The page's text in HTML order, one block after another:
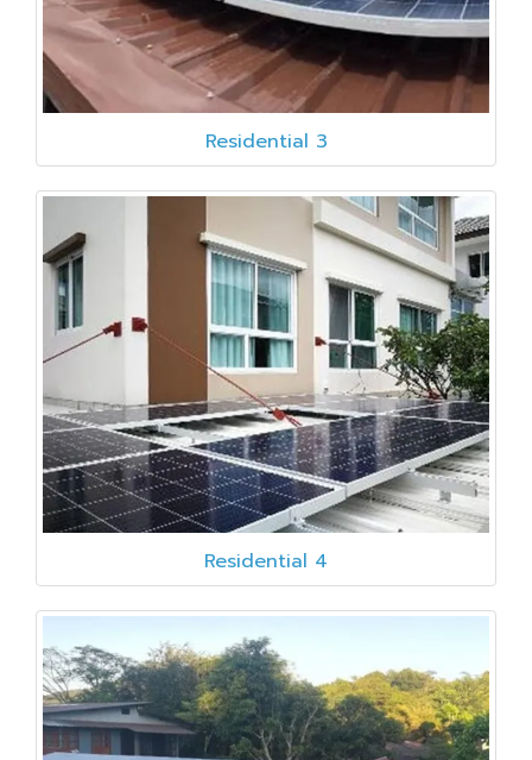
Residential 3
Residential 4